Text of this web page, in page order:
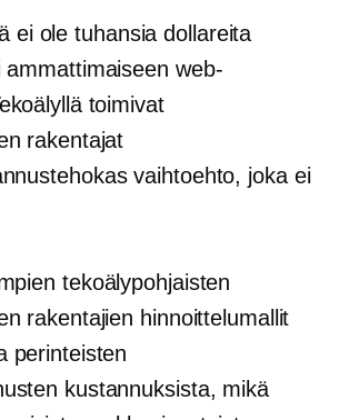
ei ole tuhansia dollareita
ammattimaiseen web-
toimivat
rakentajat
vaihtoehto, joka ei
tekoälypohjaisten
rakentajien hinnoittelumallit
perinteisten
kustannuksista, mikä